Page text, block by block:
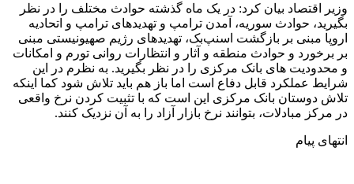
وزیر اقتصاد بیان کرد: در یک ماه گذشته حوادث مختلف را در نظر
بگیرید،‌ حوادث سوریه، آمدن ترامپ و تهدیدهای ترامپ و اتحادیه
اروپا مبنی بر بازگشت اسنپ‌بک، تهدیدهای رژیم صهیونیستی مبنی
بر برخورد و حوادث منطقه و آثار و انتظارات روانی تورم و امکانات
و محدودیت های بانک مرکزی را در نظر بگیرید. به نظرم در این
شرایط عملکرد قابل دفاع است اما باز هم باید تلاش شود کما اینکه
تلاش دوستان بانک مرکزی این است که با تثبیت کردن نرخ واقعی
در مرکز مبادلات، بتوانند نرخ بازار آزاد را به آن نزدیک کنند.
انتهای پیام